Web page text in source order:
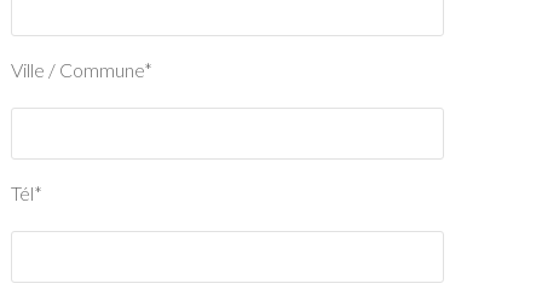
Ville / Commune*
Tél*